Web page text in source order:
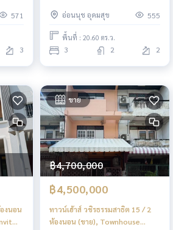
571
3
Bedrooms (FOR SALE) FON087
อ่อนนุช อุดมสุข 555
พื้นที่ : 20.60 ตร.ว.
3 2 2
งนอน
ขาย
฿4,700,000
฿4,500,000
ทาวน์เฮ้าส์ วชิรธรรมสาธิต 15 / 2
ห้องนอน (ขาย), Townhouse